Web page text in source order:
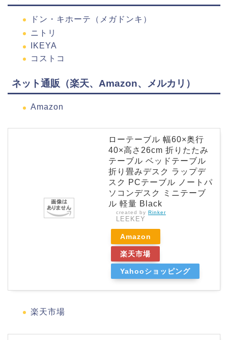
ドン・キホーテ（メガドンキ）
ニトリ
IKEYA
コストコ
ネット通販（楽天、Amazon、メルカリ）
Amazon
ローテーブル 幅60×奥行
40×高さ26cm 折りたたみ
テーブル ベッドテーブル
折り畳みデスク ラップデ
スク PCテーブル ノートパ
ソコンデスク ミニテーブ
ル 軽量 Black
created by Rinker
LEEKEY
Amazon
楽天市場
Yahooショッピング
楽天市場